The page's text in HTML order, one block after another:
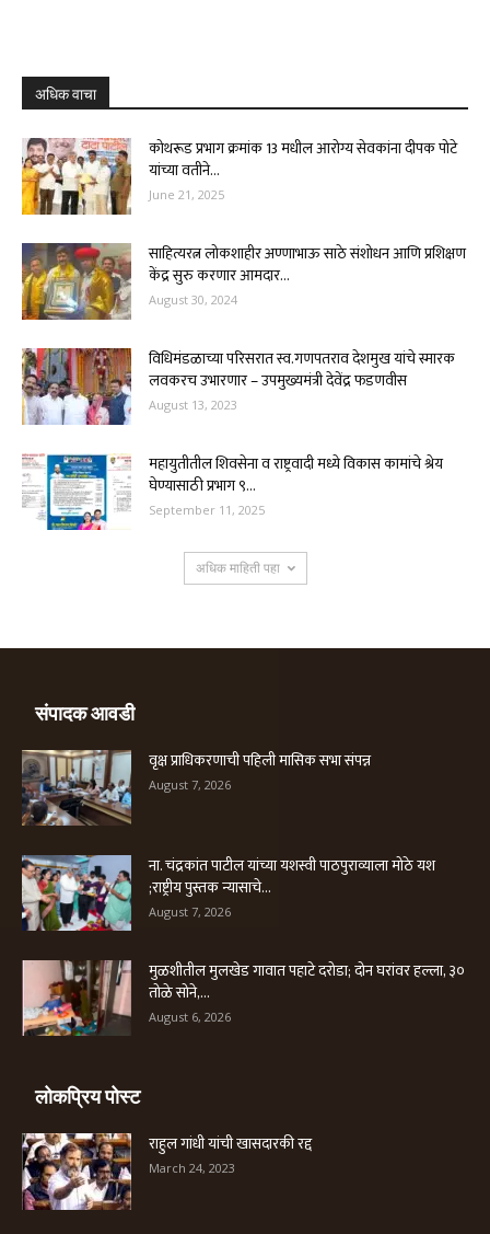
अधिक वाचा
कोथरूड प्रभाग क्रमांक 13 मधील आरोग्य सेवकांना दीपक पोटे
यांच्या वतीने...
June 21, 2025
साहित्यरत्न लोकशाहीर अण्णाभाऊ साठे संशोधन आणि प्रशिक्षण
केंद्र सुरु करणार आमदार...
August 30, 2024
विधिमंडळाच्या परिसरात स्व.गणपतराव देशमुख यांचे स्मारक
लवकरच उभारणार – उपमुख्यमंत्री देवेंद्र फडणवीस
August 13, 2023
महायुतीतील शिवसेना व राष्ट्रवादी मध्ये विकास कामांचे श्रेय
घेण्यासाठी प्रभाग ९...
September 11, 2025
अधिक माहिती पहा
संपादक आवडी
वृक्ष प्राधिकरणाची पहिली मासिक सभा संपन्न
August 7, 2026
ना. चंद्रकांत पाटील यांच्या यशस्वी पाठपुराव्याला मोठे यश
;राष्ट्रीय पुस्तक न्यासाचे...
August 7, 2026
मुळशीतील मुलखेड गावात पहाटे दरोडा; दोन घरांवर हल्ला, ३०
तोळे सोने,...
August 6, 2026
लोकप्रिय पोस्ट
राहुल गांधी यांची खासदारकी रद्द
March 24, 2023